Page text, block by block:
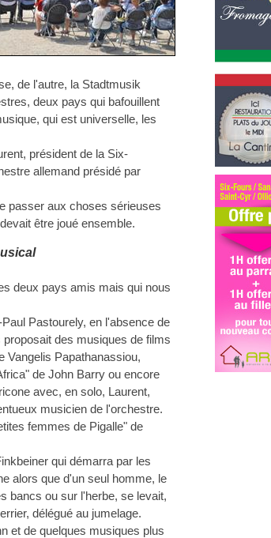
de l'autre, la Stadtmusik
deux pays qui bafouillent
qui est universelle, les
président de la Six-
allemand présidé par
passer aux choses sérieuses
être joué ensemble.
deux pays amis mais qui nous
Pastourely, en l'absence de
des musiques de films
Vangelis Papathanassiou,
de John Barry ou encore
avec, en solo, Laurent,
musicien de l'orchestre.
femmes de Pigalle" de
qui démarra par les
alors que d'un seul homme, le
bancs ou sur l'herbe, se levait,
délégué au jumelage.
et de quelques musiques plus